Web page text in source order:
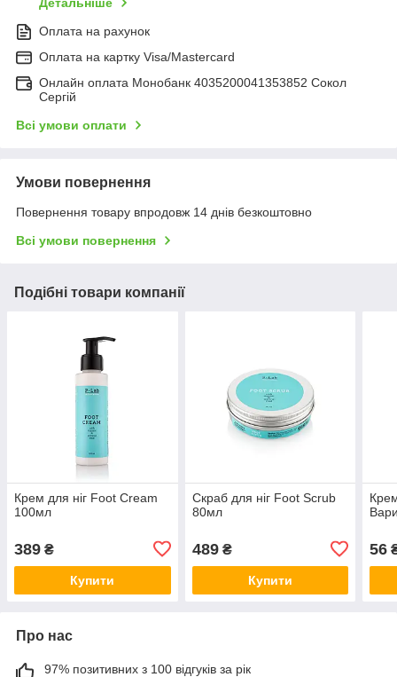
Детальніше
Оплата на рахунок
Оплата на картку Visa/Mastercard
Онлайн оплата Монобанк 4035200041353852 Сокол
Сергій
Всі умови оплати
Умови повернення
Повернення товару впродовж 14 днів безкоштовно
Всі умови повернення
Подібні товари компанії
Крем для ніг Foot Cream
100мл
389 ₴
Купити
Скраб для ніг Foot Scrub
80мл
489₴
Купити
56
Про нас
97% позитивних з 100 відгуків за рік